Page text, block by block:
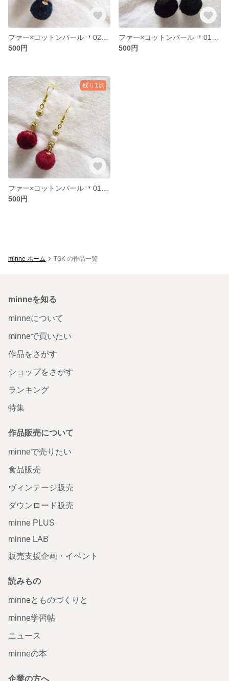
500円
500円
残り1点
500円
minne ホーム TSK の作品一覧
minneを知る
minneについて
minneで買いたい
作品をさがす
ショップをさがす
ランキング
特集
作品販売について
minneで売りたい
食品販売
ヴィンテージ販売
ダウンロード販売
minne PLUS
minne LAB
販売支援企画・イベント
読みもの
minneとものづくりと
minne学習帖
ニュース
minneの本
企業の方へ